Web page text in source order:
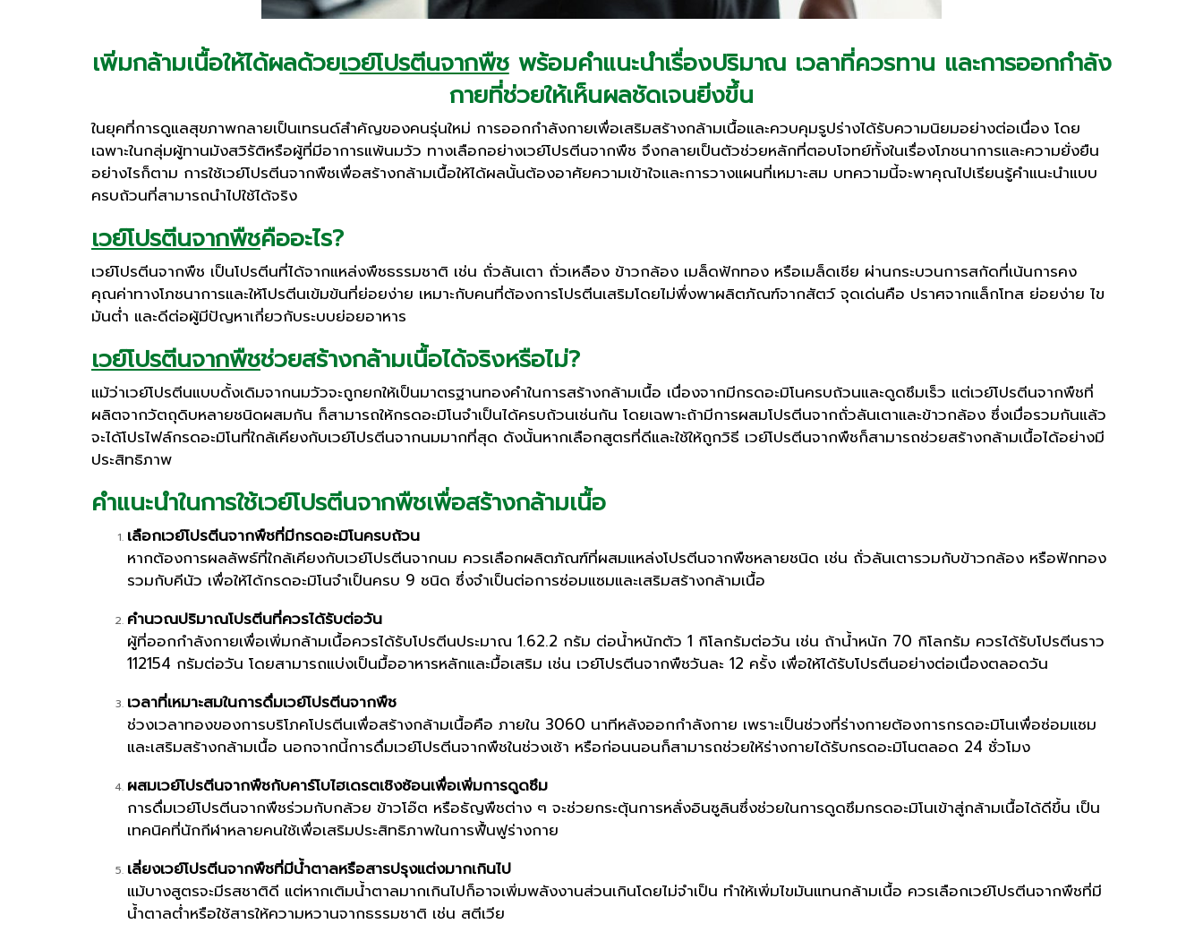
เพิ่มกล้ามเนื้อให้ได้ผลด้วยเวย์โปรตีนจากพืชพร้อมคำแนะนำเรื่องปริมาณ เวลาที่ควรทาน และการออกกำลัง
กายที่ช่วยให้เห็นผลชัดเจนยิ่งขึ้น
ในยุคที่การดูแลสุขภาพกลายเป็นเทรนด์สำคัญของคนรุ่นใหม่ การออกกำลังกายเพื่อเสริมสร้างกล้ามเนื้อและควบคุมรูปร่างได้รับความนิยมอย่างต่อเนื่อง โดย
เฉพาะในกลุ่มผู้ทานมังสวิรัติหรือผู้ที่มีอาการแพ้นมวัว ทางเลือกอย่างเวย์โปรตีนจากพืช จึงกลายเป็นตัวช่วยหลักที่ตอบโจทย์ทั้งในเรื่องโภชนาการและความยั่งยืน
อย่างไรก็ตาม การใช้เวย์โปรตีนจากพืชเพื่อสร้างกล้ามเนื้อให้ได้ผลนั้นต้องอาศัยความเข้าใจและการวางแผนที่เหมาะสม บทความนี้จะพาคุณไปเรียนรู้คำแนะนำแบบ
ครบถ้วนที่สามารถนำไปใช้ได้จริง
เวย์โปรตีนจากพืชคืออะไร?
เวย์โปรตีนจากพืช เป็นโปรตีนที่ได้จากแหล่งพืชธรรมชาติ เช่น ถั่วลันเตา ถั่วเหลือง ข้าวกล้อง เมล็ดฟักทอง หรือเมล็ดเชีย ผ่านกระบวนการสกัดที่เน้นการคง
คุณค่าทางโภชนาการและให้โปรตีนเข้มข้นที่ย่อยง่าย เหมาะกับคนที่ต้องการโปรตีนเสริมโดยไม่พึ่งพาผลิตภัณฑ์จากสัตว์ จุดเด่นคือ ปราศจากแล็กโทส ย่อยง่าย ไข
มันต่ำ และดีต่อผู้มีปัญหาเกี่ยวกับระบบย่อยอาหาร
เวย์โปรตีนจากพืชช่วยสร้างกล้ามเนื้อได้จริงหรือไม่?
แม้ว่าเวย์โปรตีนแบบดั้งเดิมจากนมวัวจะถูกยกให้เป็นมาตรฐานทองคำในการสร้างกล้ามเนื้อ เนื่องจากมีกรดอะมิโนครบถ้วนและดูดซึมเร็ว แต่เวย์โปรตีนจากพืชที่
ผลิตจากวัตถุดิบหลายชนิดผสมกัน ก็สามารถให้กรดอะมิโนจำเป็นได้ครบถ้วนเช่นกัน โดยเฉพาะถ้ามีการผสมโปรตีนจากถั่วลันเตาและข้าวกล้อง ซึ่งเมื่อรวมกันแล้ว
จะได้โปรไฟล์กรดอะมิโนที่ใกล้เคียงกับเวย์โปรตีนจากนมมากที่สุด ดังนั้นหากเลือกสูตรที่ดีและใช้ให้ถูกวิธี เวย์โปรตีนจากพืชก็สามารถช่วยสร้างกล้ามเนื้อได้อย่างมี
ประสิทธิภาพ
คำแนะนำในการใช้เวย์โปรตีนจากพืชเพื่อสร้างกล้ามเนื้อ
เลือกเวย์โปรตีนจากพืชที่มีกรดอะมิโนครบถ้วน
หากต้องการผลลัพธ์ที่ใกล้เคียงกับเวย์โปรตีนจากนม ควรเลือกผลิตภัณฑ์ที่ผสมแหล่งโปรตีนจากพืชหลายชนิด เช่น ถั่วลันเตารวมกับข้าวกล้อง หรือฟักทอง
รวมกับคีนัว เพื่อให้ได้กรดอะมิโนจำเป็นครบ 9 ชนิด ซึ่งจำเป็นต่อการซ่อมแซมและเสริมสร้างกล้ามเนื้อ
คำนวณปริมาณโปรตีนที่ควรได้รับต่อวัน
ผู้ที่ออกกำลังกายเพื่อเพิ่มกล้ามเนื้อควรได้รับโปรตีนประมาณ 1.62.2 กรัม ต่อน้ำหนักตัว 1 กิโลกรัมต่อวัน เช่น ถ้าน้ำหนัก 70 กิโลกรัม ควรได้รับโปรตีนราว
112154 กรัมต่อวัน โดยสามารถแบ่งเป็นมื้ออาหารหลักและมื้อเสริม เช่น เวย์โปรตีนจากพืชวันละ 12 ครั้ง เพื่อให้ได้รับโปรตีนอย่างต่อเนื่องตลอดวัน
เวลาที่เหมาะสมในการดื่มเวย์โปรตีนจากพืช
ช่วงเวลาทองของการบริโภคโปรตีนเพื่อสร้างกล้ามเนื้อคือ ภายใน 3060 นาทีหลังออกกำลังกาย เพราะเป็นช่วงที่ร่างกายต้องการกรดอะมิโนเพื่อซ่อมแซม
และเสริมสร้างกล้ามเนื้อ นอกจากนี้การดื่มเวย์โปรตีนจากพืชในช่วงเช้า หรือก่อนนอนก็สามารถช่วยให้ร่างกายได้รับกรดอะมิโนตลอด 24 ชั่วโมง
ผสมเวย์โปรตีนจากพืชกับคาร์โบไฮเดรตเชิงซ้อนเพื่อเพิ่มการดูดซึม
การดื่มเวย์โปรตีนจากพืชร่วมกับกล้วย ข้าวโอ๊ต หรือธัญพืชต่าง ๆ จะช่วยกระตุ้นการหลั่งอินซูลินซึ่งช่วยในการดูดซึมกรดอะมิโนเข้าสู่กล้ามเนื้อได้ดีขึ้น เป็น
เทคนิคที่นักกีฬาหลายคนใช้เพื่อเสริมประสิทธิภาพในการฟื้นฟูร่างกาย
เลี่ยงเวย์โปรตีนจากพืชที่มีน้ำตาลหรือสารปรุงแต่งมากเกินไป
แม้บางสูตรจะมีรสชาติดี แต่หากเติมน้ำตาลมากเกินไปก็อาจเพิ่มพลังงานส่วนเกินโดยไม่จำเป็น ทำให้เพิ่มไขมันแทนกล้ามเนื้อ ควรเลือกเวย์โปรตีนจากพืชที่มี
น้ำตาลต่ำหรือใช้สารให้ความหวานจากธรรมชาติ เช่น สตีเวีย